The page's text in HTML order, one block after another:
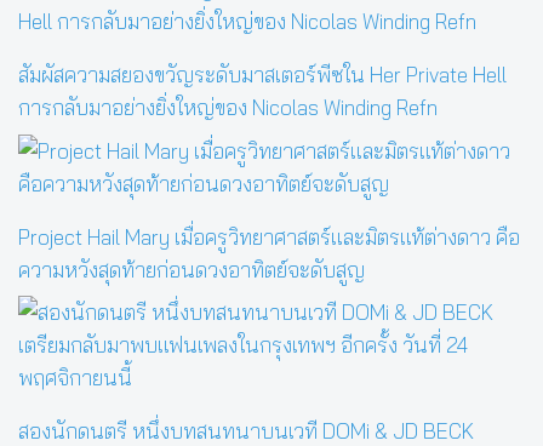
สัมผัสความสยองขวัญระดับมาสเตอร์พีซใน Her Private Hell
การกลับมาอย่างยิ่งใหญ่ของ Nicolas Winding Refn
Project Hail Mary เมื่อครูวิทยาศาสตร์และมิตรแท้ต่างดาว คือ
ความหวังสุดท้ายก่อนดวงอาทิตย์จะดับสูญ
สองนักดนตรี หนึ่งบทสนทนาบนเวที DOMi & JD BECK